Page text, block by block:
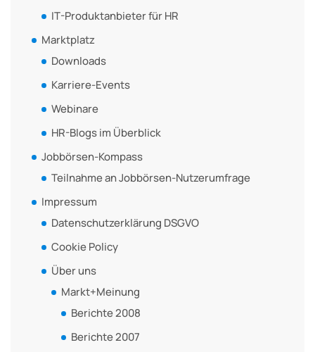
IT-Produktanbieter für HR
Marktplatz
Downloads
Karriere-Events
Webinare
HR-Blogs im Überblick
Jobbörsen-Kompass
Teilnahme an Jobbörsen-Nutzerumfrage
Impressum
Datenschutzerklärung DSGVO
Cookie Policy
Über uns
Markt+Meinung
Berichte 2008
Berichte 2007